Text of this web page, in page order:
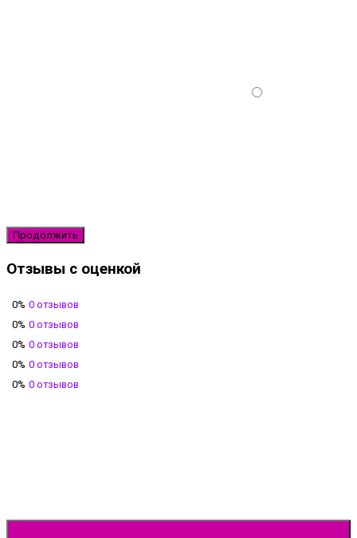
Продолжить
Отзывы с оценкой
0% 0 отзывов
0% 0 отзывов
0% 0 отзывов
0% 0 отзывов
0% 0 отзывов